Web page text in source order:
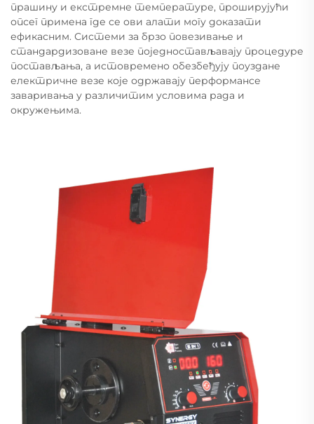
прашину и екстремне температуре, проширујући
опсег примена где се ови алати могу доказати
ефикасним. Системи за брзо повезивање и
стандардизоване везе поједностављавају процедуре
постављања, а истовремено обезбеђују поуздане
електричне везе које одржавају перформансе
заваривања у различитим условима рада и
окружењима.